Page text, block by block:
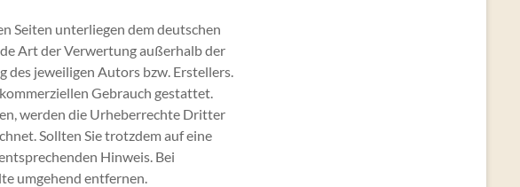
Seiten unterliegen dem deutschen
Art der Verwertung außerhalb der
jeweiligen Autors bzw. Erstellers.
Gebrauch gestattet.
werden die Urheberrechte Dritter
Sollten Sie trotzdem auf eine
Hinweis. Bei
umgehend entfernen.